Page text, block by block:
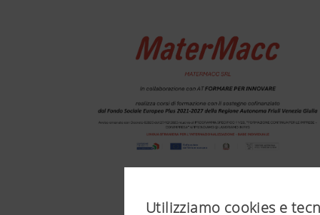
Utilizziamo cookies e